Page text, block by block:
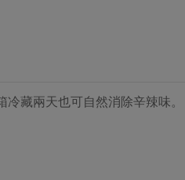
藏兩天也可自然消除辛辣味。